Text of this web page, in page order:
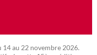
14 au 22 novembre 2026.